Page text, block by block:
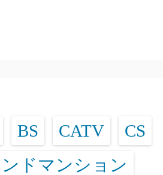
BS CATV CS
ドマンション